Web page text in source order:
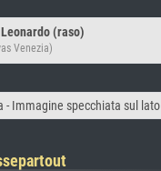
(raso)
Venezia)
- Immagine specchiata sul lato